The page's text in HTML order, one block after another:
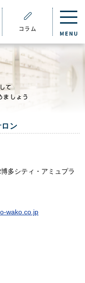
コラム
て
ましょう
ン
多シティ・アミュプラ
wako.co.jp